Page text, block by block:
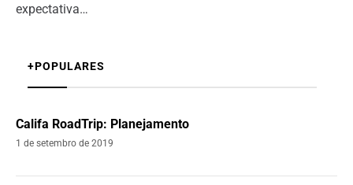
expectativa…
+POPULARES
Califa RoadTrip: Planejamento
1 de setembro de 2019